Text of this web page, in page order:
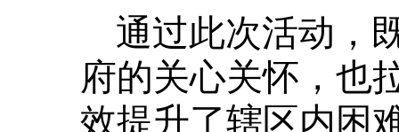
通过此次活动，
府的关心关怀，也
效提升了辖区内困